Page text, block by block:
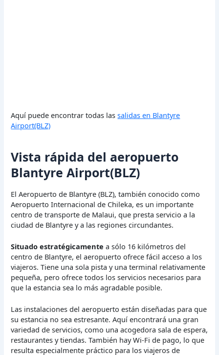
Aquí puede encontrar todas lassalidas en Blantyre
Airport(BLZ)
Vista rápida del aeropuerto
Blantyre Airport(BLZ)
El Aeropuerto de Blantyre (BLZ), también conocido como
Aeropuerto Internacional de Chileka, es un importante
centro de transporte de Malaui, que presta servicio a la
ciudad de Blantyre y a las regiones circundantes.
Situado estratégicamente a sólo 16 kilómetros del
centro de Blantyre, el aeropuerto ofrece fácil acceso a los
viajeros. Tiene una sola pista y una terminal relativamente
pequeña, pero ofrece todos los servicios necesarios para
que la estancia sea lo más agradable posible.
Las instalaciones del aeropuerto están diseñadas para que
su estancia no sea estresante. Aquí encontrará una gran
variedad de servicios, como una acogedora sala de espera,
restaurantes y tiendas. También hay Wi-Fi de pago, lo que
resulta especialmente práctico para los viajeros de